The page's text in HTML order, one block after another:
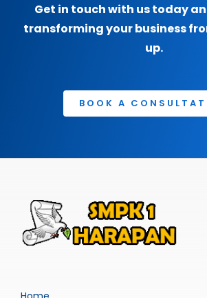
Get in touch with us today
transforming your business
up.
BOOK A